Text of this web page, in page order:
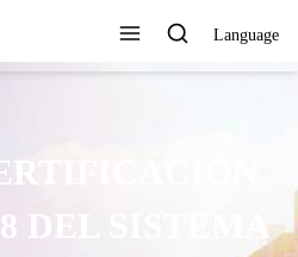
Language
DEL SISTEMA